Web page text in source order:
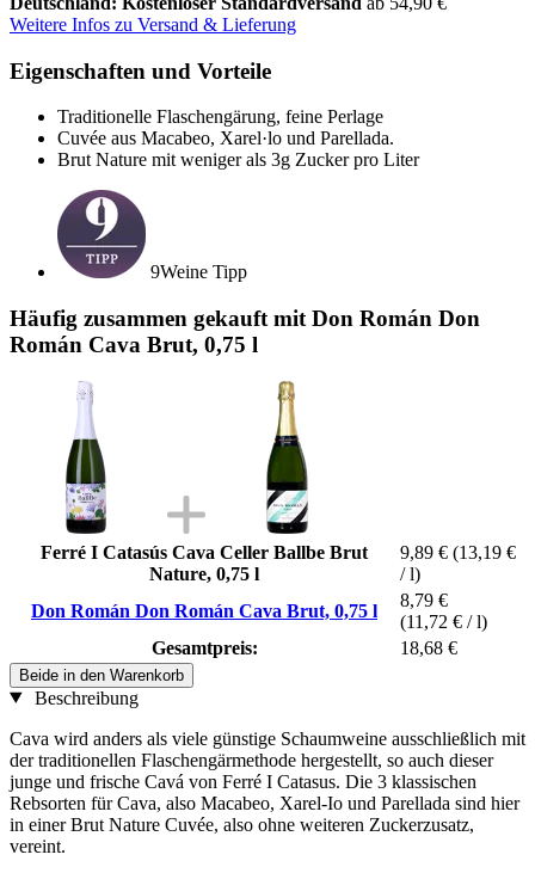
Weitere Infos zu Versand & Lieferung
Eigenschaften und Vorteile
Traditionelle Flaschengärung, feine Perlage
Cuvée aus Macabeo, Xarel·lo und Parellada.
Brut Nature mit weniger als 3g Zucker pro Liter
9Weine Tipp
Häufig zusammen gekauft mit Don Román Don
Román Cava Brut, 0,75 l
Ferré I Catasús Cava Celler Ballbe Brut
Nature, 0,75 l
9,89 € (13,19 €
/ l)
Don Román Don Román Cava Brut, 0,75 l
8,79 €
(11,72 € / l)
Gesamtpreis:
18,68 €
Beide in den Warenkorb
Beschreibung
Cava wird anders als viele günstige Schaumweine ausschließlich mit
der traditionellen Flaschengärmethode hergestellt, so auch dieser
junge und frische Cavá von Ferré I Catasus. Die 3 klassischen
Rebsorten für Cava, also Macabeo, Xarel-Io und Parellada sind hier
in einer Brut Nature Cuvée, also ohne weiteren Zuckerzusatz,
vereint.